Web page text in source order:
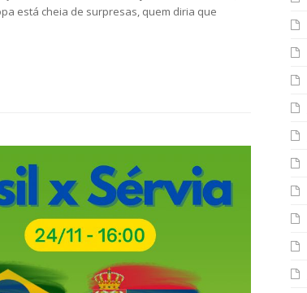
está cheia de surpresas, quem diria que